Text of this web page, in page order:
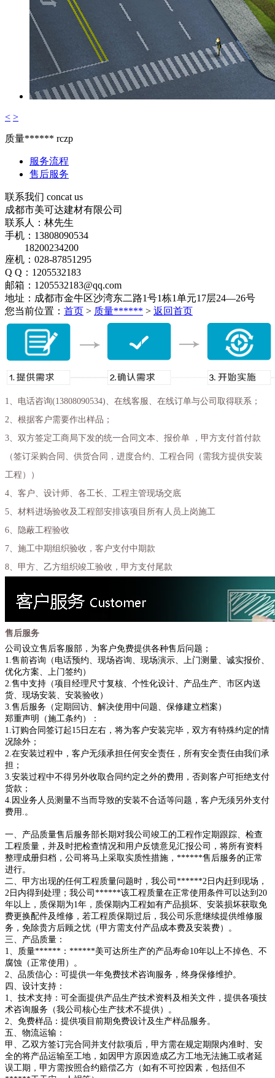
< >
质量****** rczp
服务流程
售后服务
联系我们 concat us
成都市美可达建材有限公司
联系人：林先生
手机：13808090534
18200234200
座机：028-87851295
Q Q：1205532183
邮箱：1205532183@qq.com
地址：成都市金牛区沙湾东二路1号1栋1单元17层24—26号
您当前位置： 首页 > 质量****** > 返回首页
1、电话咨询(13808090534)、在线客服、在线订单与公司取得联系；
2、根据客户需要作出样品；
3、双方签定工商局下发的统一合同文本、报价单 ，甲方支付首付款
（签订采购合同、供货合同，进度合约、工程合同（需我方提供安装
工程））
4、客户、设计师、各工长、工程主管现场交底
5、材料进场验收及工程部安排该项目所有人员上岗施工
6、隐蔽工程验收
7、施工中期组织验收，客户支付中期款
8、甲方、乙方组织竣工验收，甲方支付尾款
售后服务
公司设立售后客服部，为客户免费提供各种售后问题；
1.售前咨询（电话预约、现场咨询、现场演示、上门测量、诚实报价、
优化方案、上门签约）
2.售中支持（项目经理尺寸复核、个性化设计、产品生产、市区内送
货、现场安装、安装验收）
3.售后服务（定期回访、解决使用中问题、保修建立档案）
郑重声明（施工条约）：
1.订购合同签订起15日左右，将为客户安装完毕，双方有特殊约定的情
况除外；
2.在安装过程中，客户无须承担任何安全责任，所有安全责任由我们承
担；
3.安装过程中不得另外收取合同约定之外的费用，否则客户可拒绝支付
货款；
4.因业务人员测量不当而导致的安装不合适等问题，客户无须另外支付
费用.。
一、产品质量售后服务部长期对我公司竣工的工程作定期跟踪、检查
工程质量，并及时把检查情况和用户反馈意见汇报公司，将所有资料
整理成册归档，公司将马上采取实质性措施，******售后服务的正常
进行。
二、甲方出现的任何工程质量问题时，我公司******2日内赶到现场，
2日内得到处理；我公司******该工程质量在正常使用条件可以达到20
年以上，质保期为1年，质保期内工程如有产品损坏、安装损坏获取免
费更换配件及维修，若工程质保期过后，我公司乐意继续提供维修服
务，免除贵方后顾之忧（甲方需支付产品成本费及安装费）。
三、产品质量：
1、质量******：******美可达所生产的产品寿命10年以上不掉色、不
腐蚀（正常使用）。
2、品质信心：可提供一年免费技术咨询服务，终身保修维护。
四、设计支持：
1、技术支持：可全面提供产品生产技术资料及相关文件，提供各项技
术咨询服务（我公司核心生产技术不提供）。
2、免费样品：提供项目前期免费设计及生产样品服务。
五、物流运输：
甲、乙双方签订完合同并支付款项后，甲方需在规定期限内准时、安
全的将产品运输至工地，如因甲方原因造成乙方工地无法施工或者延
误工期，甲方需按照合约赔偿乙方（如有不可控因素，包括但不